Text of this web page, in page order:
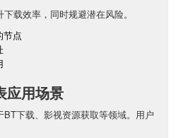
载效率，同时规避潜在风险。
节点
应用场景
下载、影视资源获取等领域。用户